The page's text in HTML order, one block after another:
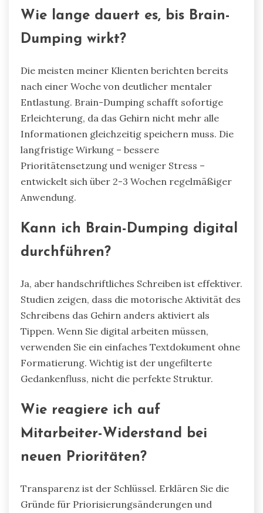
Wie lange dauert es, bis Brain-
Dumping wirkt?
Die meisten meiner Klienten berichten bereits
nach einer Woche von deutlicher mentaler
Entlastung. Brain-Dumping schafft sofortige
Erleichterung, da das Gehirn nicht mehr alle
Informationen gleichzeitig speichern muss. Die
langfristige Wirkung – bessere
Prioritätensetzung und weniger Stress –
entwickelt sich über 2-3 Wochen regelmäßiger
Anwendung.
Kann ich Brain-Dumping digital
durchführen?
Ja, aber handschriftliches Schreiben ist effektiver.
Studien zeigen, dass die motorische Aktivität des
Schreibens das Gehirn anders aktiviert als
Tippen. Wenn Sie digital arbeiten müssen,
verwenden Sie ein einfaches Textdokument ohne
Formatierung. Wichtig ist der ungefilterte
Gedankenfluss, nicht die perfekte Struktur.
Wie reagiere ich auf
Mitarbeiter-Widerstand bei
neuen Prioritäten?
Transparenz ist der Schlüssel. Erklären Sie die
Gründe für Priorisierungsänderungen und